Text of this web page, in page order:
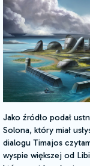
Jako źródło podał
Solona, który miał
dialogu Timajos
wyspie większej od